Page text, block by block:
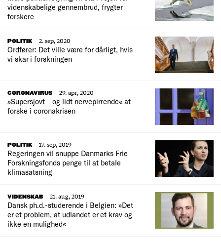
videnskabelige gennembrud, frygter
forskere
POLITIK
2. sep, 2020
Ordfører: Det ville være for dårligt, hvis
vi skar i forskningen
CORONAVIRUS
29. apr, 2020
»Supersjovt – og lidt nervepirrende« at
forske i coronakrisen
POLITIK
17. sep, 2019
Regeringen vil snuppe Danmarks Frie
Forskningsfonds penge til at betale
klimasatsning
VIDENSKAB
21. aug, 2019
Dansk ph.d.-studerende i Belgien: »Det
er et problem, at udlandet er et krav og
ikke en mulighed«